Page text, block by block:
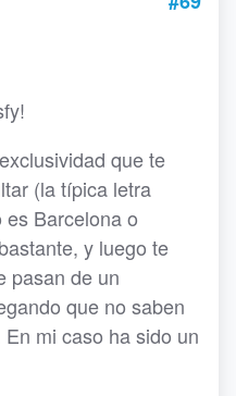
que te
(la típica letra
Barcelona o
y luego te
pasan de un
que no saben
mi caso ha sido un